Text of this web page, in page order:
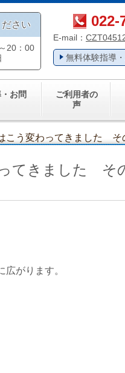
さい
20：00
022-
E-mail：
無料体験指導
お問
ご利用者の
声
こう変わってきました
ってきました
広がります。